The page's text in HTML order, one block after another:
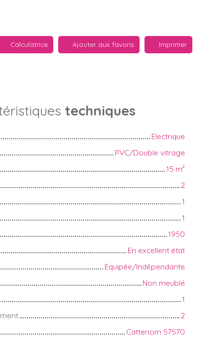
Calculatrice Ajouter aux favoris Imprimer
techniques
Electrique
PVC/Double vitrage
15 m²
2
1
1
1950
En excellent état
Equipée/Indépendante
Non meublé
1
2
Cattenom 57570